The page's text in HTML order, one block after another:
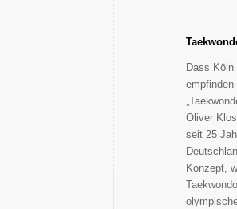
Dass Köln
Oliver
seit 25
Konzept,